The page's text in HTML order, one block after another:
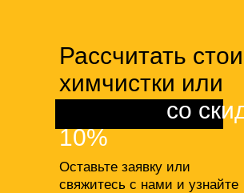
Оставьте заявку или
свяжитесь с нами и узнайте
Рассчитать
химчистки или
со
10%